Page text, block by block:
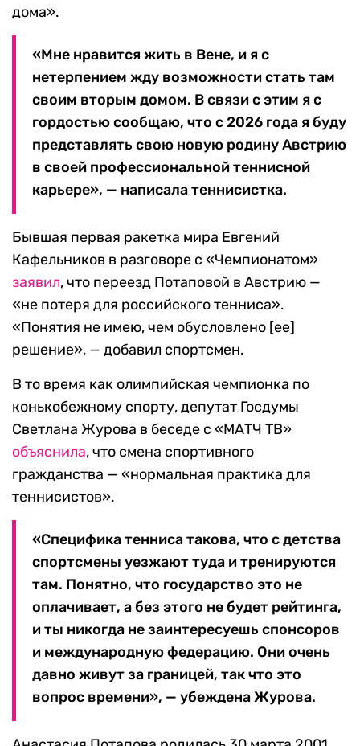
дома».
«Мне нравится жить в Вене, и я с
нетерпением жду возможности стать там
своим вторым домом. В связи с этим я с
гордостью сообщаю, что с 2026 года я буду
представлять свою новую родину Австрию
в своей профессиональной теннисной
карьере», — написала теннисистка.
Бывшая первая ракетка мира Евгений
Кафельников в разговоре с «Чемпионатом»
заявил, что переезд Потаповой в Австрию —
«не потеря для российского тенниса».
«Понятия не имею, чем обусловлено [ее]
решение», — добавил спортсмен.
В то время как олимпийская чемпионка по
конькобежному спорту, депутат Госдумы
Светлана Журова в беседе с «МАТЧ ТВ»
объяснила, что смена спортивного
гражданства — «нормальная практика для
теннисистов».
«Специфика тенниса такова, что с детства
спортсмены уезжают туда и тренируются
там. Понятно, что государство это не
оплачивает, а без этого не будет рейтинга,
и ты никогда не заинтересуешь спонсоров
и международную федерацию. Они очень
давно живут за границей, так что это
вопрос времени», — убеждена Журова.